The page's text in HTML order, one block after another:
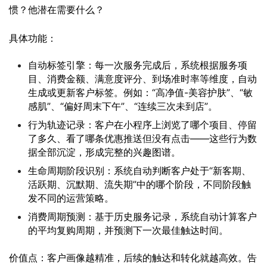
惯？他潜在需要什么？
具体功能：
自动标签引擎：每一次服务完成后，系统根据服务项
目、消费金额、满意度评分、到场准时率等维度，自动
生成或更新客户标签。例如：“高净值-美容护肤”、“敏
感肌”、“偏好周末下午”、“连续三次未到店”。
行为轨迹记录：客户在小程序上浏览了哪个项目、停留
了多久、看了哪条优惠推送但没有点击——这些行为数
据全部沉淀，形成完整的兴趣图谱。
生命周期阶段识别：系统自动判断客户处于“新客期、
活跃期、沉默期、流失期”中的哪个阶段，不同阶段触
发不同的运营策略。
消费周期预测：基于历史服务记录，系统自动计算客户
的平均复购周期，并预测下一次最佳触达时间。
价值点：客户画像越精准，后续的触达和转化就越高效。告